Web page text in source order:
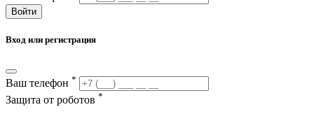
Войти
Вход или регистрация
Ваш телефон *
Защита от роботов *